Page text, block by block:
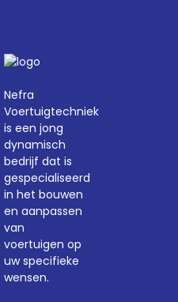
Nefra
Voertuigtechniek
is een jong
dynamisch
bedrijf dat is
gespecialiseerd
in het bouwen
en aanpassen
van
voertuigen op
uw specifieke
wensen.